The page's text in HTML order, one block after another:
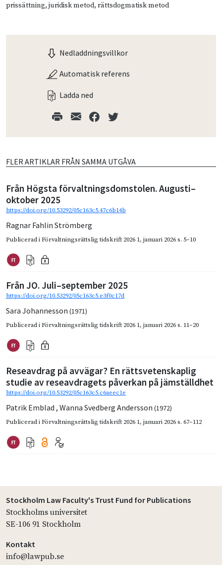
prissättning, juridisk metod, rättsdogmatisk metod
Nedladdningsvillkor
Automatisk referens
Ladda ned
FLER ARTIKLAR FRÅN SAMMA UTGÅVA
Från Högsta förvaltningsdomstolen. Augusti–
oktober 2025
https://doi.org/10.53292/05c163c5.47c6b14b
Ragnar Fahlin Strömberg
Publicerad iFörvaltningsrättslig tidskrift 2026 1, januari 2026s. 5–10
Från JO. Juli–september 2025
https://doi.org/10.53292/05c163c5.e3f0c17d
Sara Johannesson (1971)
Publicerad iFörvaltningsrättslig tidskrift 2026 1, januari 2026s. 11–20
Reseavdrag på avvägar? En rättsvetenskaplig
studie av reseavdragets påverkan på jämställdhet
https://doi.org/10.53292/05c163c5.c6aeec1e
Patrik Emblad , Wanna Svedberg Andersson (1972)
Publicerad iFörvaltningsrättslig tidskrift 2026 1, januari 2026s. 67–112
Stockholm Law Faculty's Trust Fund for Publications
Stockholms universitet
SE-106 91 Stockholm
Kontakt
info@lawpub.se